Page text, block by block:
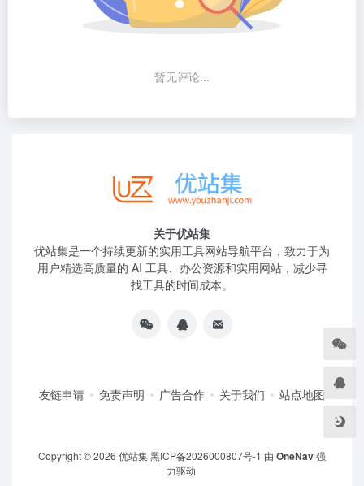
暂无评论...
关于优站集
优站集是一个持续更新的实用工具网站导航平台，致力于为
用户精选高质量的 AI 工具、办公资源和实用网站，减少寻
找工具的时间成本。
友链申请 免责声明 广告合作 关于我们 站点地图
Copyright © 2026 优站集黑ICP备2026000807号-1 由 OneNav强
力驱动